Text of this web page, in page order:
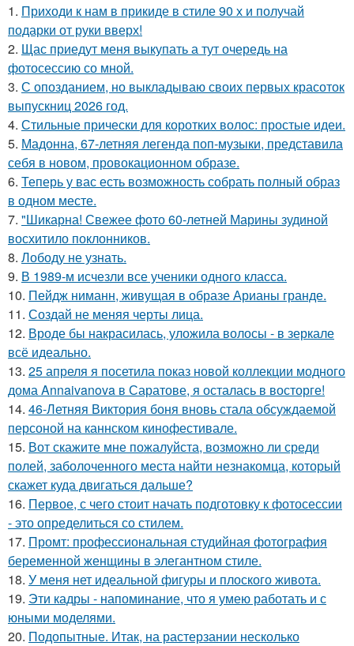
1. Приходи к нам в прикиде в стиле 90 х и получай
подарки от руки вверх!
2. Щас приедут меня выкупать а тут очередь на
фотосессию со мной.
3. С опозданием, но выкладываю своих первых красоток
выпускниц 2026 год.
4. Стильные прически для коротких волос: простые идеи.
5. Мадонна, 67-летняя легенда поп-музыки, представила
себя в новом, провокационном образе.
6. Теперь у вас есть возможность собрать полный образ
в одном месте.
7. "Шикарна! Свежее фото 60-летней Марины зудиной
восхитило поклонников.
8. Лободу не узнать.
9. В 1989-м исчезли все ученики одного класса.
10. Пейдж ниманн, живущая в образе Арианы гранде.
11. Создай не меняя черты лица.
12. Вроде бы накрасилась, уложила волосы - в зеркале
всё идеально.
13. 25 апреля я посетила показ новой коллекции модного
дома Annaivanova в Саратове, я осталась в восторге!
14. 46-Летняя Виктория боня вновь стала обсуждаемой
персоной на каннском кинофестивале.
15. Вот скажите мне пожалуйста, возможно ли среди
полей, заболоченного места найти незнакомца, который
скажет куда двигаться дальше?
16. Первое, с чего стоит начать подготовку к фотосессии
- это определиться со стилем.
17. Промт: профессиональная студийная фотография
беременной женщины в элегантном стиле.
18. У меня нет идеальной фигуры и плоского живота.
19. Эти кадры - напоминание, что я умею работать и с
юными моделями.
20. Подопытные. Итак, на растерзании несколько